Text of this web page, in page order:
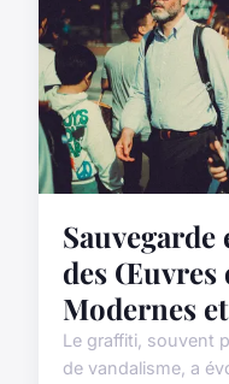
des Œuvres
Modernes
Le graffiti, souvent
de vandalisme, a